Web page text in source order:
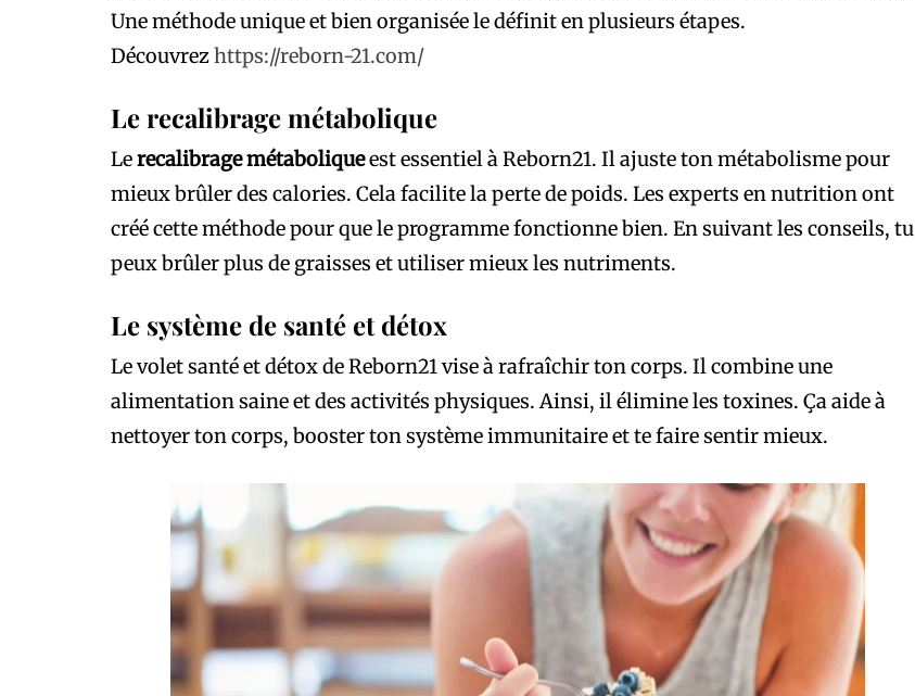
Une méthode unique et bien organisée le définit en plusieurs étapes.
Découvrezhttps://reborn-21.com/
Le recalibrage métabolique
Lerecalibrage métaboliqueest essentiel à Reborn21. Il ajuste ton métabolisme pour
mieux brûler des calories. Cela facilite la perte de poids. Les experts en nutrition ont
créé cette méthode pour que le programme fonctionne bien. En suivant les conseils, tu
peux brûler plus de graisses et utiliser mieux les nutriments.
Le système de santé et détox
Le volet santé et détox de Reborn21 vise à rafraîchir ton corps. Il combine une
alimentation saine et des activités physiques. Ainsi, il élimine les toxines. Ça aide à
nettoyer ton corps, booster ton système immunitaire et te faire sentir mieux.